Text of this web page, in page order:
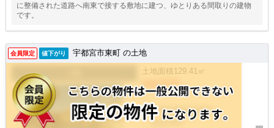
に整備された道路へ南東で接する敷地に建つ、ゆとりある間取りの建物
です。
会員限定 値下がり 宇都宮市東町 の土地
土地面積 129.41㎡
595万円
/ -
栃木県宇都宮市東町
- - 徒歩34分